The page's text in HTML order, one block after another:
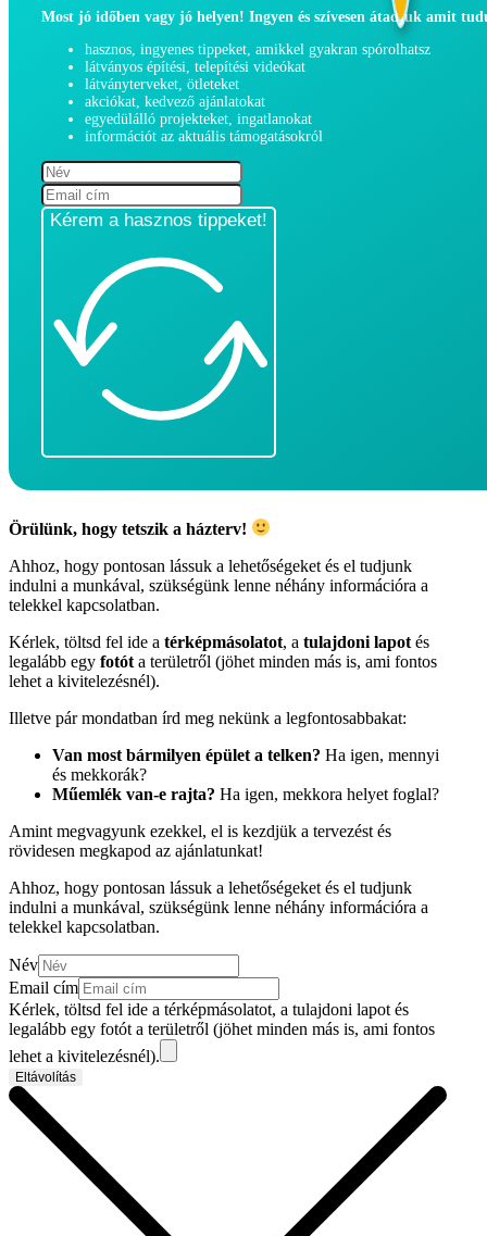
Most jó időben vagy jó helyen! Ingyen és szívesen átadjuk amit
hasznos, ingyenes tippeket, amikkel gyakran spórolhatsz
látványos építési, telepítési videókat
látványterveket, ötleteket
akciókat, kedvező ajánlatokat
egyedülálló projekteket, ingatlanokat
információt az aktuális támogatásokról
Kérem a hasznos tippeket!
Örülünk, hogy tetszik a házterv!
Ahhoz, hogy pontosan lássuk a lehetőségeket és el tudjunk
indulni a munkával, szükségünk lenne néhány információra a
telekkel kapcsolatban.
Kérlek, töltsd fel ide a térképmásolatot, a tulajdoni lapot és
legalább egy fotót a területről (jöhet minden más is, ami fontos
lehet a kivitelezésnél).
Illetve pár mondatban írd meg nekünk a legfontosabbakat:
Van most bármilyen épület a telken? Ha igen, mennyi
és mekkorák?
Műemlék van-e rajta? Ha igen, mekkora helyet foglal?
Amint megvagyunk ezekkel, el is kezdjük a tervezést és
rövidesen megkapod az ajánlatunkat!
Ahhoz, hogy pontosan lássuk a lehetőségeket és el tudjunk
indulni a munkával, szükségünk lenne néhány információra a
telekkel kapcsolatban.
Név
Email cím
Kérlek, töltsd fel ide a térképmásolatot, a tulajdoni lapot és
legalább egy fotót a területről (jöhet minden más is, ami fontos
lehet a kivitelezésnél).
Eltávolítás